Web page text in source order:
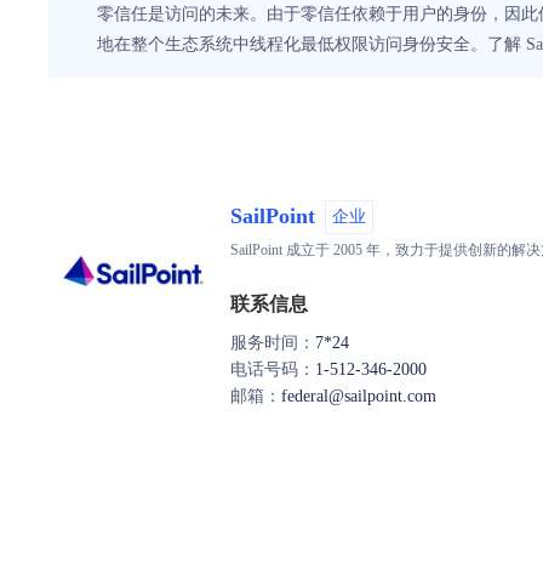
零信任是访问的未来。由于零信任依赖于用户的身份，因
地在整个生态系统中线程化最低权限访问身份安全。了解
SailPoint 企业
SailPoint 成立于 2005 年，致力于提供创新的解
联系信息
服务时间： 7*24
电话号码： 1-512-346-2000
邮箱： federal@sailpoint.com